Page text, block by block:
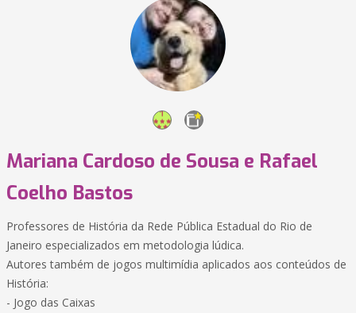
Mariana Cardoso de Sousa e Rafael
Coelho Bastos
Professores de História da Rede Pública Estadual do Rio de
Janeiro especializados em metodologia lúdica.
Autores também de jogos multimídia aplicados aos conteúdos de
História:
- Jogo das Caixas